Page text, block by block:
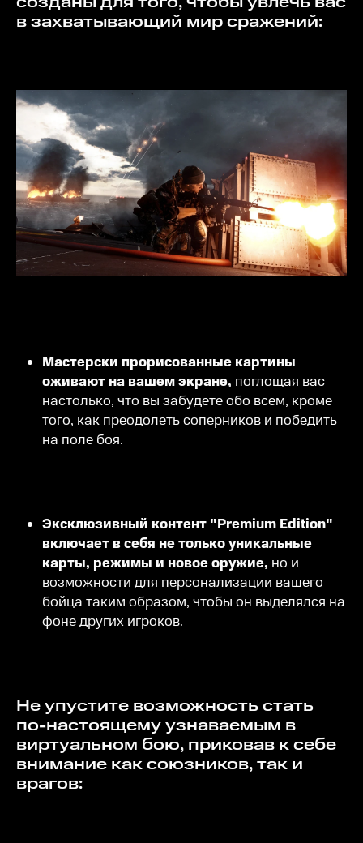
в захватывающий мир сражений:
Мастерски прорисованные картины
оживают на вашем экране, поглощая вас
настолько, что вы забудете обо всем, кроме
того, как преодолеть соперников и победить
на поле боя.
Эксклюзивный контент "Premium Edition"
включает в себя не только уникальные
карты, режимы и новое оружие, но и
возможности для персонализации вашего
бойца таким образом, чтобы он выделялся на
фоне других игроков.
Не упустите возможность стать
по-настоящему узнаваемым в
виртуальном бою, приковав к себе
внимание как союзников, так и
врагов: